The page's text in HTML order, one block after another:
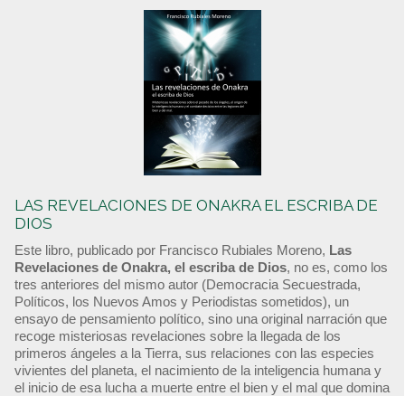
LAS REVELACIONES DE ONAKRA EL ESCRIBA DE
DIOS
Este libro, publicado por Francisco Rubiales Moreno, Las
Revelaciones de Onakra, el escriba de Dios, no es, como los
tres anteriores del mismo autor (Democracia Secuestrada,
Políticos, los Nuevos Amos y Periodistas sometidos), un
ensayo de pensamiento político, sino una original narración que
recoge misteriosas revelaciones sobre la llegada de los
primeros ángeles a la Tierra, sus relaciones con las especies
vivientes del planeta, el nacimiento de la inteligencia humana y
el inicio de esa lucha a muerte entre el bien y el mal que domina